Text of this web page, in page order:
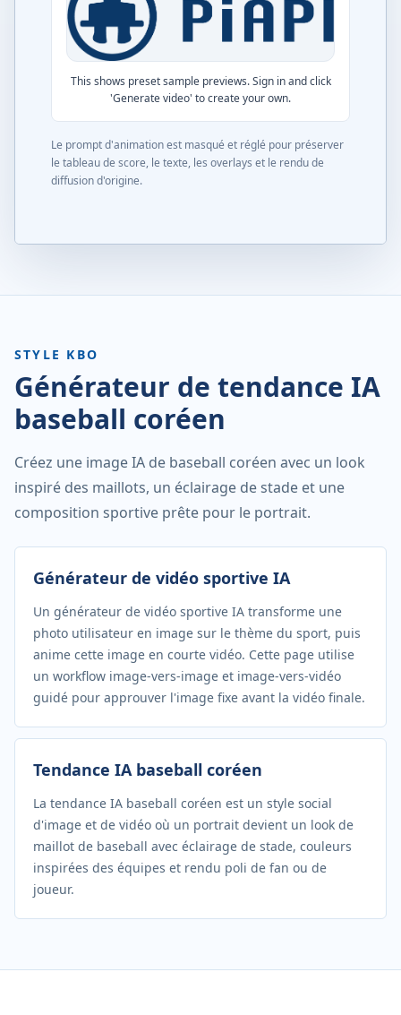
This shows preset sample previews. Sign in and click
'Generate video' to create your own.
Le prompt d'animation est masqué et réglé pour préserver
le tableau de score, le texte, les overlays et le rendu de
diffusion d'origine.
STYLE KBO
Générateur de tendance IA
baseball coréen
Créez une image IA de baseball coréen avec un look
inspiré des maillots, un éclairage de stade et une
composition sportive prête pour le portrait.
Générateur de vidéo sportive IA
Un générateur de vidéo sportive IA transforme une
photo utilisateur en image sur le thème du sport, puis
anime cette image en courte vidéo. Cette page utilise
un workflow image-vers-image et image-vers-vidéo
guidé pour approuver l'image fixe avant la vidéo finale.
Tendance IA baseball coréen
La tendance IA baseball coréen est un style social
d'image et de vidéo où un portrait devient un look de
maillot de baseball avec éclairage de stade, couleurs
inspirées des équipes et rendu poli de fan ou de
joueur.